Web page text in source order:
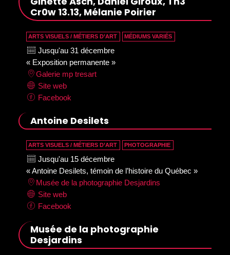
Cr0w 13.13, Mélanie Poirier
ARTS VISUELS / MÉTIERS D’ART MÉDIUMS VARIÉS
Jusqu'au 31 décembre
« Exposition permanente »
Galerie mp tresart
Site web
Facebook
Antoine Desilets
ARTS VISUELS / MÉTIERS D’ART PHOTOGRAPHIE
Jusqu'au 15 décembre
« Antoine Desilets, témoin de l’histoire du Québec »
Musée de la photographie Desjardins
Site web
Facebook
Musée de la photographie
Desjardins